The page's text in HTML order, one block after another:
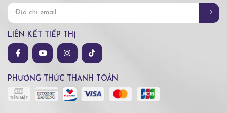
LIÊN KẾT TIẾP THỊ
PHƯƠNG THỨC THANH TOÁN